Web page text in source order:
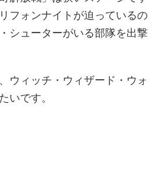
フォンナイトが迫っているの
シューターがいる部隊を出撃
ウィッチ・ウィザード・ウォ
いです。